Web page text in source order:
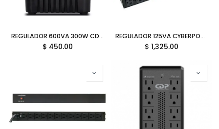
REGULADOR 600VA 300W CDP RU-AVR604 4C 11M DE GARANTIA
$ 450.00
REGULADOR 125VA CYBERPOWER PDU SALIDA NEMA 5-15R x10C CPS1215RM 12M DE GARANTIA
$ 1,325.00